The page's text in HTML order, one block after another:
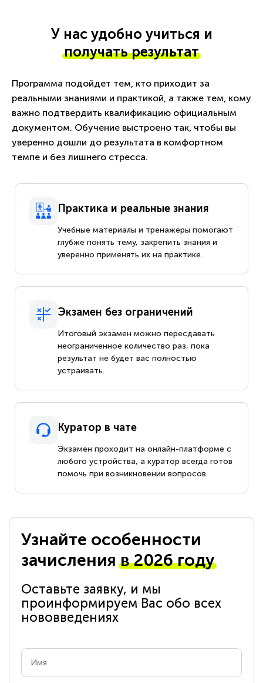
У нас удобно учиться и
получать результат
Программа подойдет тем, кто приходит за
реальными знаниями и практикой, а также тем, кому
важно подтвердить квалификацию официальным
документом. Обучение выстроено так, чтобы вы
уверенно дошли до результата в комфортном
темпе и без лишнего стресса.
Практика и реальные знания
Учебные материалы и тренажеры помогают
глубже понять тему, закрепить знания и
уверенно применять их на практике.
Экзамен без ограничений
Итоговый экзамен можно пересдавать
неограниченное количество раз, пока
результат не будет вас полностью
устраивать.
Куратор в чате
Экзамен проходит на онлайн-платформе с
любого устройства, а куратор всегда готов
помочь при возникновении вопросов.
Узнайте особенности
зачисленияв 2026 году
Оставьте заявку, и мы
проинформируем Вас обо всех
нововведениях